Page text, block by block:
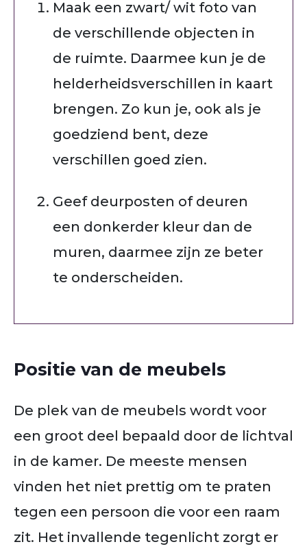
Maak een zwart/ wit foto van
de verschillende objecten in
de ruimte. Daarmee kun je de
helderheidsverschillen in kaart
brengen. Zo kun je, ook als je
goedziend bent, deze
verschillen goed zien.
Geef deurposten of deuren
een donkerder kleur dan de
muren, daarmee zijn ze beter
te onderscheiden.
Positie van de meubels
De plek van de meubels wordt voor
een groot deel bepaald door de lichtval
in de kamer. De meeste mensen
vinden het niet prettig om te praten
tegen een persoon die voor een raam
zit. Het invallende tegenlicht zorgt er